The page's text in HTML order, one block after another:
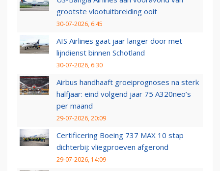
grootste vlootuitbreiding ooit
30-07-2026, 6:45
AIS Airlines gaat jaar langer door met
lijndienst binnen Schotland
30-07-2026, 6:30
Airbus handhaaft groeiprognoses na sterk
halfjaar: eind volgend jaar 75 A320neo’s
per maand
29-07-2026, 20:09
Certificering Boeing 737 MAX 10 stap
dichterbij: vliegproeven afgerond
29-07-2026, 14:09